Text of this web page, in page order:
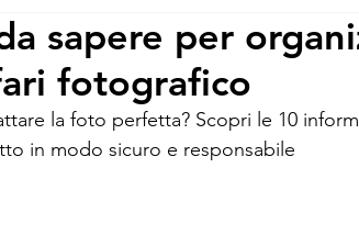
New York Danimarca
Zimbabwe Giordania India
sapere per
fotografico
la foto perfetta? Scopri le 10
in modo sicuro e responsabile